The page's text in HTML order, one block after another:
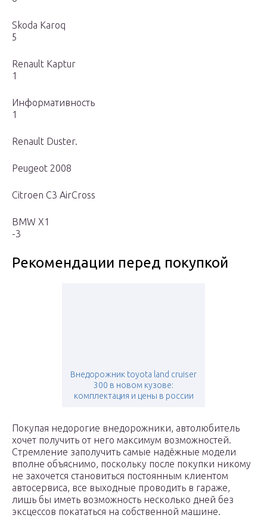
Skoda Karoq
5
Renault Kaptur
1
Информативность
1
Renault Duster.
Peugeot 2008
Citroеn C3 AirCross
BMW X1
-3
Рекомендации перед покупкой
Внедорожник toyota land cruiser
300 в новом кузове:
комплектация и цены в россии
Покупая недорогие внедорожники, автолюбитель
хочет получить от него максимум возможностей.
Стремление заполучить самые надёжные модели
вполне объяснимо, поскольку после покупки никому
не захочется становиться постоянным клиентом
автосервиса, все выходные проводить в гараже,
лишь бы иметь возможность несколько дней без
эксцессов покататься на собственной машине.